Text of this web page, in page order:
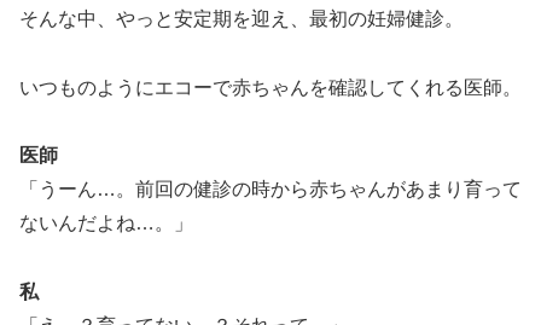
そんな中、やっと安定期を迎え、最初の妊婦健診。
いつものようにエコーで赤ちゃんを確認してくれる医師。
医師
「うーん…。前回の健診の時から赤ちゃんがあまり育って
ないんだよね…。」
私